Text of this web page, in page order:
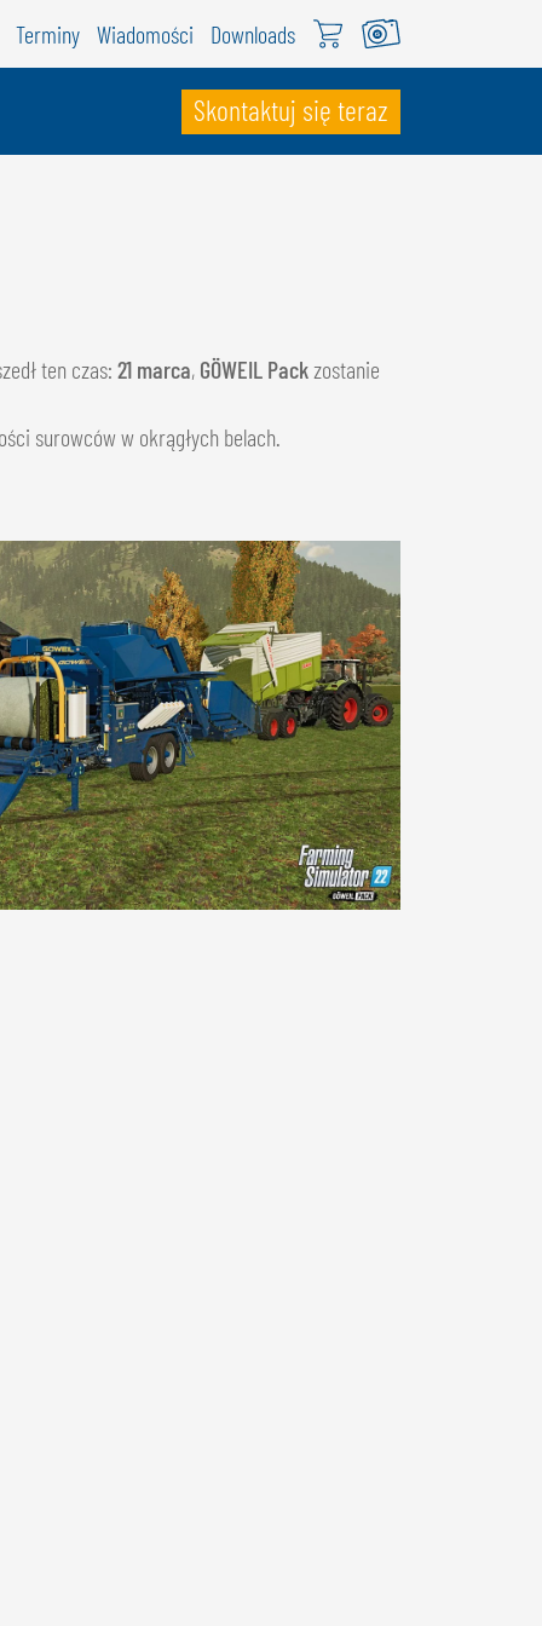
Terminy Wiadomości Downloads
Skontaktuj się teraz
ten czas: 21 marca, GÖWEIL Pack zostanie
surowców w okrągłych belach.